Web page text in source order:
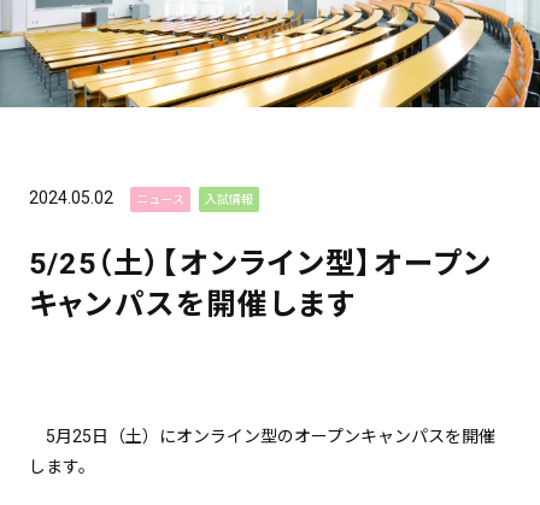
2024.05.02 ニュース 入試情報
5/25（土）【オンライン型】オープン
キャンパスを開催します
5月25日（土）にオンライン型のオープンキャンパスを開催
します。